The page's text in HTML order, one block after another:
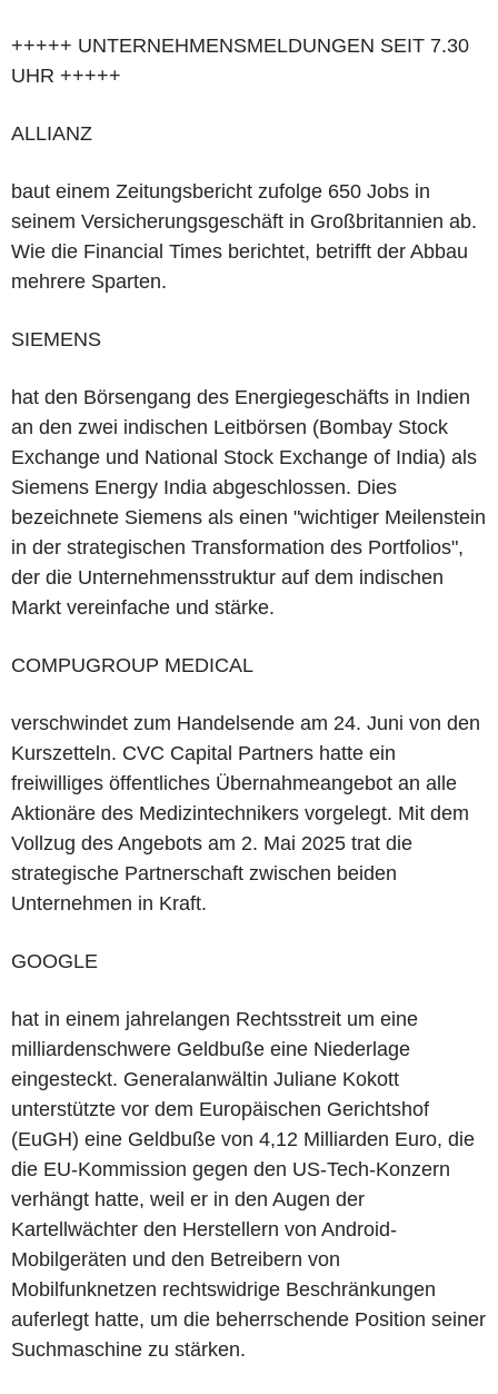
+++++ UNTERNEHMENSMELDUNGEN SEIT 7.30
UHR +++++
ALLIANZ
baut einem Zeitungsbericht zufolge 650 Jobs in
seinem Versicherungsgeschäft in Großbritannien ab.
Wie die Financial Times berichtet, betrifft der Abbau
mehrere Sparten.
SIEMENS
hat den Börsengang des Energiegeschäfts in Indien
an den zwei indischen Leitbörsen (Bombay Stock
Exchange und National Stock Exchange of India) als
Siemens Energy India abgeschlossen. Dies
bezeichnete Siemens als einen "wichtiger Meilenstein
in der strategischen Transformation des Portfolios",
der die Unternehmensstruktur auf dem indischen
Markt vereinfache und stärke.
COMPUGROUP MEDICAL
verschwindet zum Handelsende am 24. Juni von den
Kurszetteln. CVC Capital Partners hatte ein
freiwilliges öffentliches Übernahmeangebot an alle
Aktionäre des Medizintechnikers vorgelegt. Mit dem
Vollzug des Angebots am 2. Mai 2025 trat die
strategische Partnerschaft zwischen beiden
Unternehmen in Kraft.
GOOGLE
hat in einem jahrelangen Rechtsstreit um eine
milliardenschwere Geldbuße eine Niederlage
eingesteckt. Generalanwältin Juliane Kokott
unterstützte vor dem Europäischen Gerichtshof
(EuGH) eine Geldbuße von 4,12 Milliarden Euro, die
die EU-Kommission gegen den US-Tech-Konzern
verhängt hatte, weil er in den Augen der
Kartellwächter den Herstellern von Android-
Mobilgeräten und den Betreibern von
Mobilfunknetzen rechtswidrige Beschränkungen
auferlegt hatte, um die beherrschende Position seiner
Suchmaschine zu stärken.